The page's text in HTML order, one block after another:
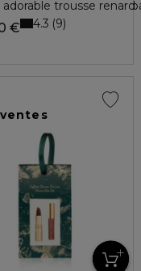
voyage eau de
adorable trousse renard
€ 4.3 9